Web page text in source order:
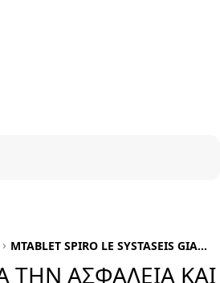
MTABLET SPIRO LE SYSTASEIS GIA
SYSTASEIS
ΤΗΝ ΑΣΦΑΛΕΙΑ ΚΑΙ